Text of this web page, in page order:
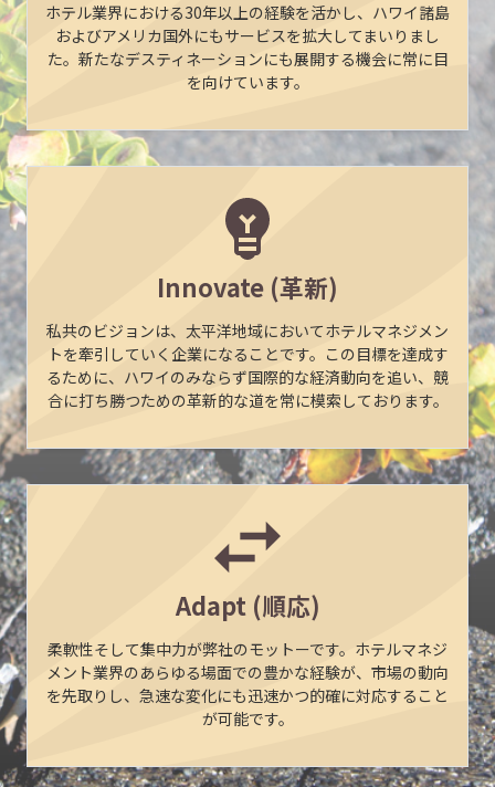
ホテル業界における30年以上の経験を活かし、ハワイ諸島
およびアメリカ国外にもサービスを拡大してまいりまし
た。新たなデスティネーションにも展開する機会に常に目
を向けています。
Innovate (革新)
私共のビジョンは、太平洋地域においてホテルマネジメン
トを牽引していく企業になることです。この目標を達成す
るために、ハワイのみならず国際的な経済動向を追い、競
合に打ち勝つための革新的な道を常に模索しております。
Adapt (順応)
柔軟性そして集中力が弊社のモットーです。ホテルマネジ
メント業界のあらゆる場面での豊かな経験が、市場の動向
を先取りし、急速な変化にも迅速かつ的確に対応すること
が可能です。